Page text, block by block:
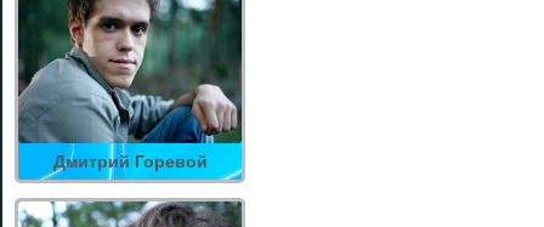
Дмитрий Горевой